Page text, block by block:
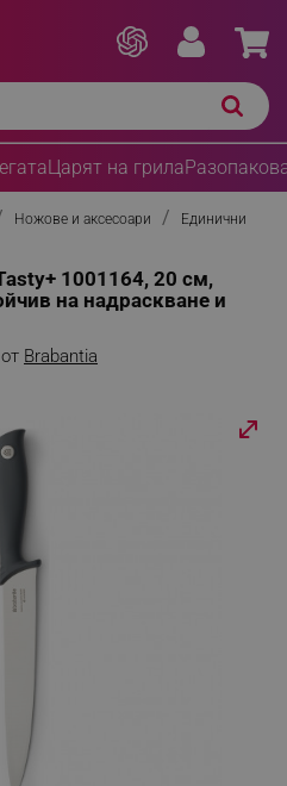
Царят на грила
Ножове и аксесоари
Единични
1001164, 20 см,
на надраскване и
Brabantia